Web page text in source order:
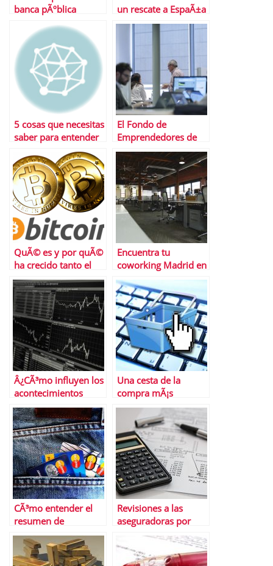
banca pÃºblica
un rescate a EspaÃ±a
5 cosas que necesitas
saber para entender
la devaluaciÃ³n de
moneda en China
El Fondo de
Emprendedores de
FundaciÃ³n Repsol
anuncia los
ganadores de su
cuarta ediciÃ³n y
lanza su nueva
convocatoria
QuÃ© es y por quÃ©
ha crecido tanto el
trading de
criptomonedas
Encuentra tu
coworking Madrid en
Cloudworks
Â¿CÃ³mo influyen los
acontecimientos
histÃ³ricos en el
mercado bursÃ¡til
actual?
Una cesta de la
compra mÃ¡s
racional
CÃ³mo entender el
resumen de
movimientos de tus
tarjetas
Revisiones a las
aseguradoras por
parte de la CNMC